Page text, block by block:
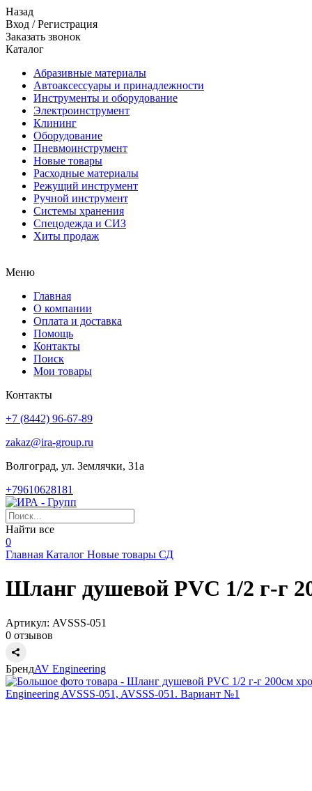
Назад
Вход /Регистрация
Заказать звонок
Каталог
Абразивные материалы
Автоаксессуары и принадлежности
Инструменты и оборудование
Электроинструмент
Клининг
Оборудование
Пневмоинструмент
Новые товары
Расходные материалы
Режущий инструмент
Ручной инструмент
Системы хранения
Спецодежда и СИЗ
Хиты продаж
Меню
Главная
О компании
Оплата и доставка
Помощь
Контакты
Поиск
Мои товары
Контакты
+7 (8442) 96-67-89
zakaz@ira-group.ru
Волгоград, ул. Землячки, 31а
+79610628181
Найти все
0
Главная Каталог Новые товары СД
Шланг душевой PVC 1/2 г-г
Артикул: AVSSS-051
0 отзывов
БрендAV Engineering